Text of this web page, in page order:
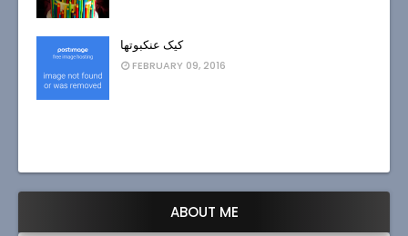
کیک عنکبوتها
FEBRUARY 09, 2016
ABOUT ME